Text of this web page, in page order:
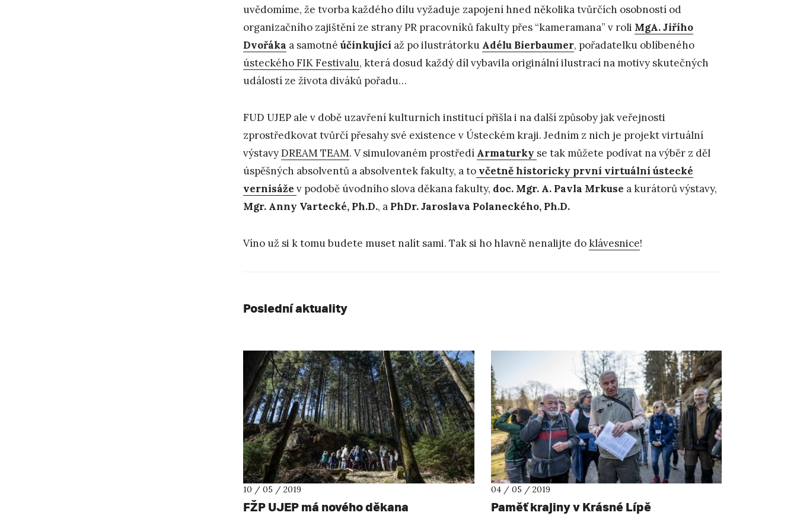
uvědomíme, že tvorba každého dílu vyžaduje zapojení hned několika tvůrčích osobností od
organizačního zajištění ze strany PR pracovníků fakulty přes “kameramana” v roli MgA. Jiřího
Dvořáka a samotnéúčinkující až po ilustrátorku Adélu Bierbaumer, pořadatelku oblíbeného
ústeckého FIK Festivalu, která dosud každý díl vybavila originální ilustrací na motivy skutečných
událostí ze života diváků pořadu…
FUD UJEP ale v době uzavření kulturních institucí přišla i na další způsoby jak veřejnosti
zprostředkovat tvůrčí přesahy své existence v Ústeckém kraji. Jedním z nich je projekt virtuální
výstavyDREAM TEAM. V simulovaném prostředí Armaturky se tak můžete podívat na výběr z děl
úspěšných absolventů a absolventek fakulty, a to včetně historicky první virtuální ústecké
vernisáže v podobě úvodního slova děkana fakulty, doc. Mgr. A. Pavla Mrkuse a kurátorů výstavy,
Mgr. Anny Vartecké, Ph.D., a PhDr. Jaroslava Polaneckého, Ph.D.
Víno už si k tomu budete muset nalít sami. Tak si ho hlavně nenalijte doklávesnice!
Poslední aktuality
10 / 05 / 2019
FŽP UJEP má nového děkana
04 / 05 / 2019
Paměť krajiny v Krásné Lípě